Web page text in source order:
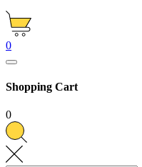
0
Shopping Cart
0